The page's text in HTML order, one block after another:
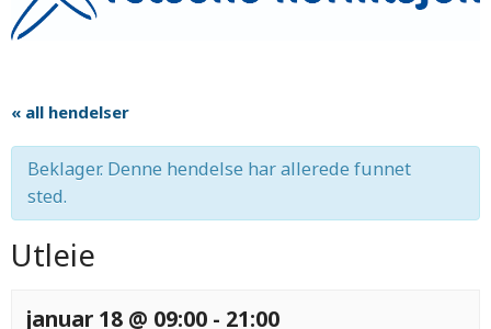
« all hendelser
Beklager. Denne hendelse har allerede funnet
sted.
Utleie
januar 18 @ 09:00 - 21:00